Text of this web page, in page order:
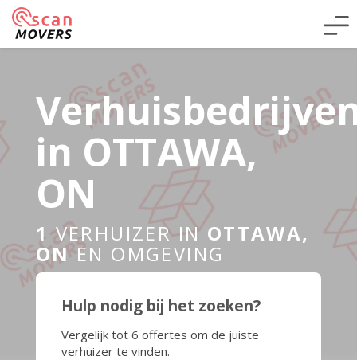
in OTTAWA,
ON
1 VERHUIZER IN OTTAWA,
ONEN OMGEVING
Hulp nodig bij het zoeken?
Vergelijk tot 6 offertes om de juiste
verhuizer te vinden.